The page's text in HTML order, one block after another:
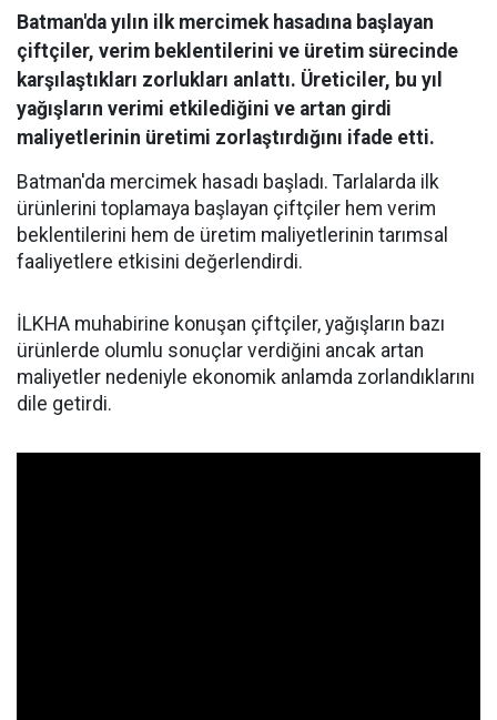
Batman'da yılın ilk mercimek hasadına başlayan
çiftçiler, verim beklentilerini ve üretim sürecinde
karşılaştıkları zorlukları anlattı. Üreticiler, bu yıl
yağışların verimi etkilediğini ve artan girdi
maliyetlerinin üretimi zorlaştırdığını ifade etti.
Batman'da mercimek hasadı başladı. Tarlalarda ilk
ürünlerini toplamaya başlayan çiftçiler hem verim
beklentilerini hem de üretim maliyetlerinin tarımsal
faaliyetlere etkisini değerlendirdi.
İLKHA muhabirine konuşan çiftçiler, yağışların bazı
ürünlerde olumlu sonuçlar verdiğini ancak artan
maliyetler nedeniyle ekonomik anlamda zorlandıklarını
dile getirdi.